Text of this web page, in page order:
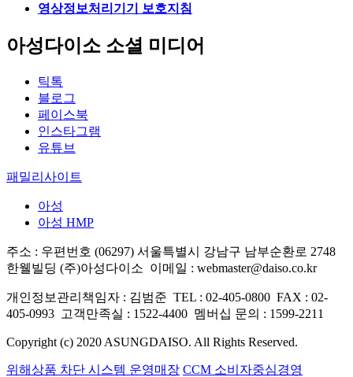
영상정보처리기기 보호지침
아성다이소 소셜 미디어
틱톡
블로그
페이스북
인스타그램
유튜브
패밀리사이트
아성
아성 HMP
주소 : 우편번호 (06297) 서울특별시 강남구 남부순환로 2748
한웰빌딩 (주)아성다이소 이메일 : webmaster@daiso.co.kr
개인정보관리책임자 : 김범준 TEL : 02-405-0800 FAX : 02-
405-0993 고객만족실 : 1522-4400 멤버십 문의 : 1599-2211
Copyright (c) 2020 ASUNGDAISO. All Rights Reserved.
위해상품 차단 시스템 운영매장 CCM 소비자중심경영